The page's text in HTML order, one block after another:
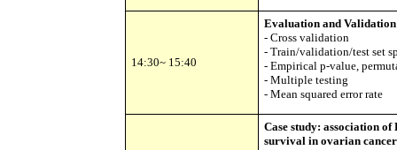
14:30~ 15:40
Evaluation and Validation
- Cross validation
- Train/validation/test set
- Empirical p-value,
- Multiple testing
- Mean squared error rate
Case study: association
survival in ovarian